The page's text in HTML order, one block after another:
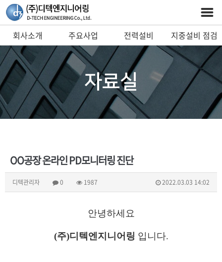
회사소개 주요사업
전력설비
예방진단 시스템
지중설비 점검
및 안전장비
자료실
OO공장 온라인 PD모니터링 진단
디텍관리자 0 1987 2022.03.03 14:02
안녕하세요
(주)디텍엔지니어링 입니다.